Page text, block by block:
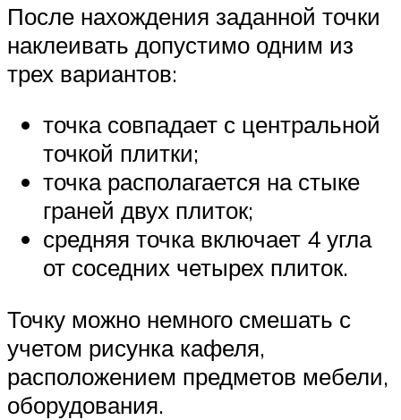
После нахождения заданной точки
наклеивать допустимо одним из
трех вариантов:
точка совпадает с центральной
точкой плитки;
точка располагается на стыке
граней двух плиток;
средняя точка включает 4 угла
от соседних четырех плиток.
Точку можно немного смешать с
учетом рисунка кафеля,
расположением предметов мебели,
оборудования.